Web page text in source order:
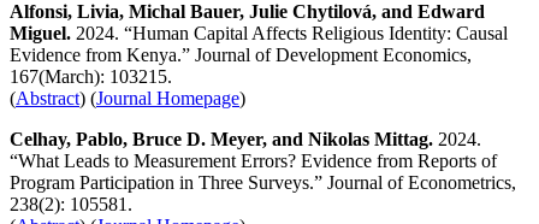
Alfonsi, Livia, Michal Bauer, Julie Chytilová, and Edward
Miguel. 2024. “Human Capital Affects Religious Identity: Causal
Evidence from Kenya.” Journal of Development Economics,
167(March): 103215.
(Abstract) (Journal Homepage)
Celhay, Pablo, Bruce D. Meyer, and Nikolas Mittag. 2024.
“What Leads to Measurement Errors? Evidence from Reports of
Program Participation in Three Surveys.” Journal of Econometrics,
238(2): 105581.